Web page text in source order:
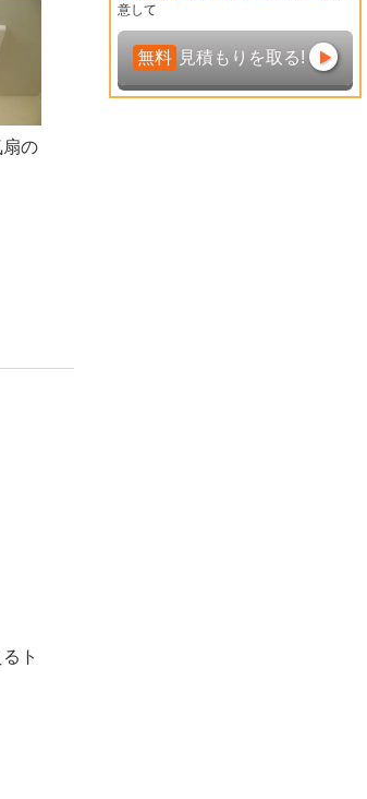
の
ト
意して
無料 見積もりを取る!